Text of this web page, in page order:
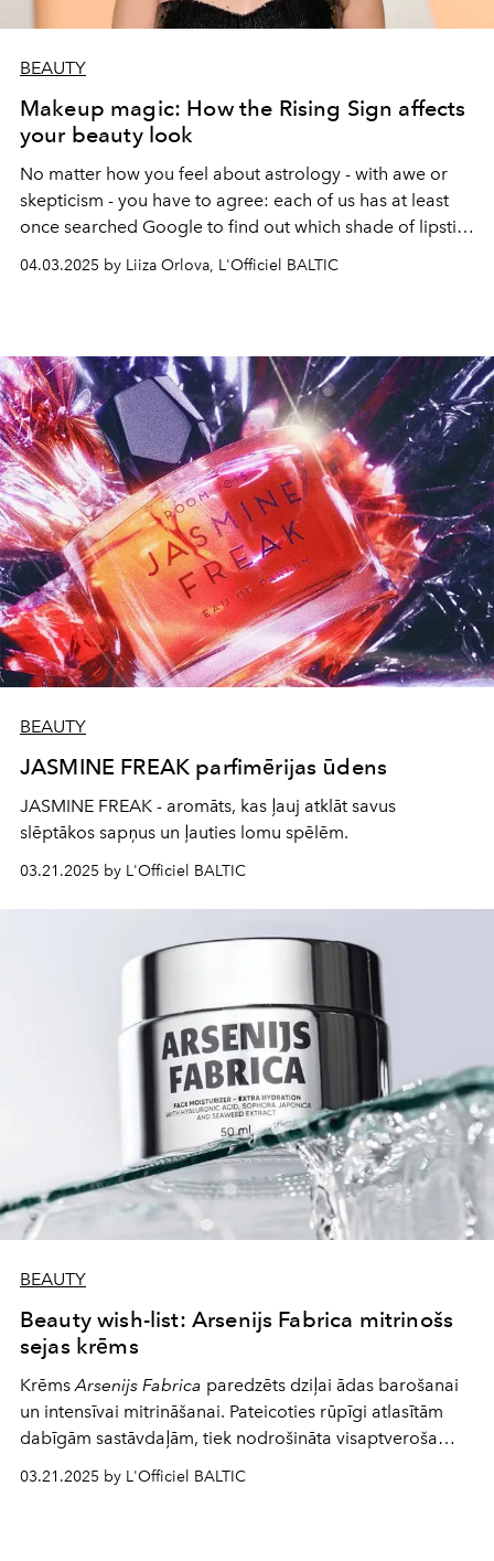
BEAUTY
Makeup magic: How the Rising Sign affects
your beauty look
No matter how you feel about astrology - with awe or
skepticism - you have to agree: each of us has at least
once searched Google to find out which shade of lipstick
is perfect for Virgo. Now TikTok offers to take it up a
notch: makeup according to the rising sign.
04.03.2025 by Liiza Orlova, L'Officiel BALTIC
BEAUTY
JASMINE FREAK parfimērijas ūdens
JASMINE FREAK - aromāts, kas ļauj atklāt savus
slēptākos sapņus un ļauties lomu spēlēm.
03.21.2025 by L'Officiel BALTIC
BEAUTY
Beauty wish-list: Arsenijs Fabrica mitrinošs
sejas krēms
KrēmsArsenijs Fabrica paredzēts dziļai ādas barošanai
un intensīvai mitrināšanai. Pateicoties rūpīgi atlasītām
dabīgām sastāvdaļām, tiek nodrošināta visaptveroša
ādas kopšana, piešķirot tai elastību, veselīgu starojumu
un padara to maigāku.
03.21.2025 by L'Officiel BALTIC